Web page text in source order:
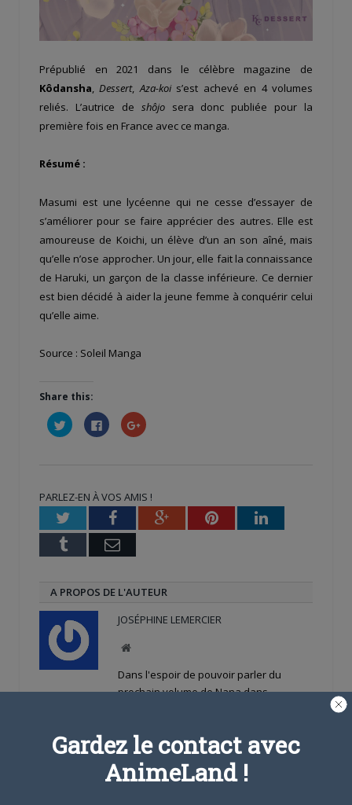
Prépublié en 2021 dans le célèbre magazine de
Kôdansha,Dessert,Aza-kois’est achevé en 4 volumes
reliés. L’autrice de shôjosera donc publiée pour la
première fois en France avec ce manga.
Résumé :
Masumi est une lycéenne qui ne cesse d’essayer de
s’améliorer pour se faire apprécier des autres. Elle est
amoureuse de Koichi, un élève d’un an son aîné, mais
qu’elle n’ose approcher. Un jour, elle fait la connaissance
de Haruki, un garçon de la classe inférieure. Ce dernier
est bien décidé à aider la jeune femme à conquérir celui
qu’elle aime.
Source : Soleil Manga
Share this:
Cliquez
pour
partager
fenêtre)
Cliquez
pour
partager
fenêtre)
Cliquez
pour
nouvelle
fenêtre)
PARLEZ-EN À VOS AMIS !
TwitterFacebookGoogle+PinterestLinkedIn
Tumblr Email
A PROPOS DE L'AUTEUR
JOSÉPHINE LEMERCIER
Site
Dans l'espoir de pouvoir parler du
prochain volume de Nana dans
ARTICLES LIÉS
Gardez le contact avec
AnimeLand !